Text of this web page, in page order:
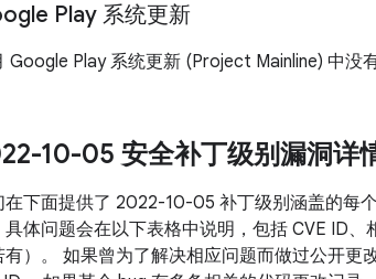
Play 系统更新
Google Play 系统更新 (Project Mainline) 中没
10-05 安全补丁级别漏洞详
在下面提供了 2022-10-05 补丁级别涵盖的每
具体问题会在以下表格中说明，包括 CVE ID、
有）。 如果曾为了解决相应问题而做过公开